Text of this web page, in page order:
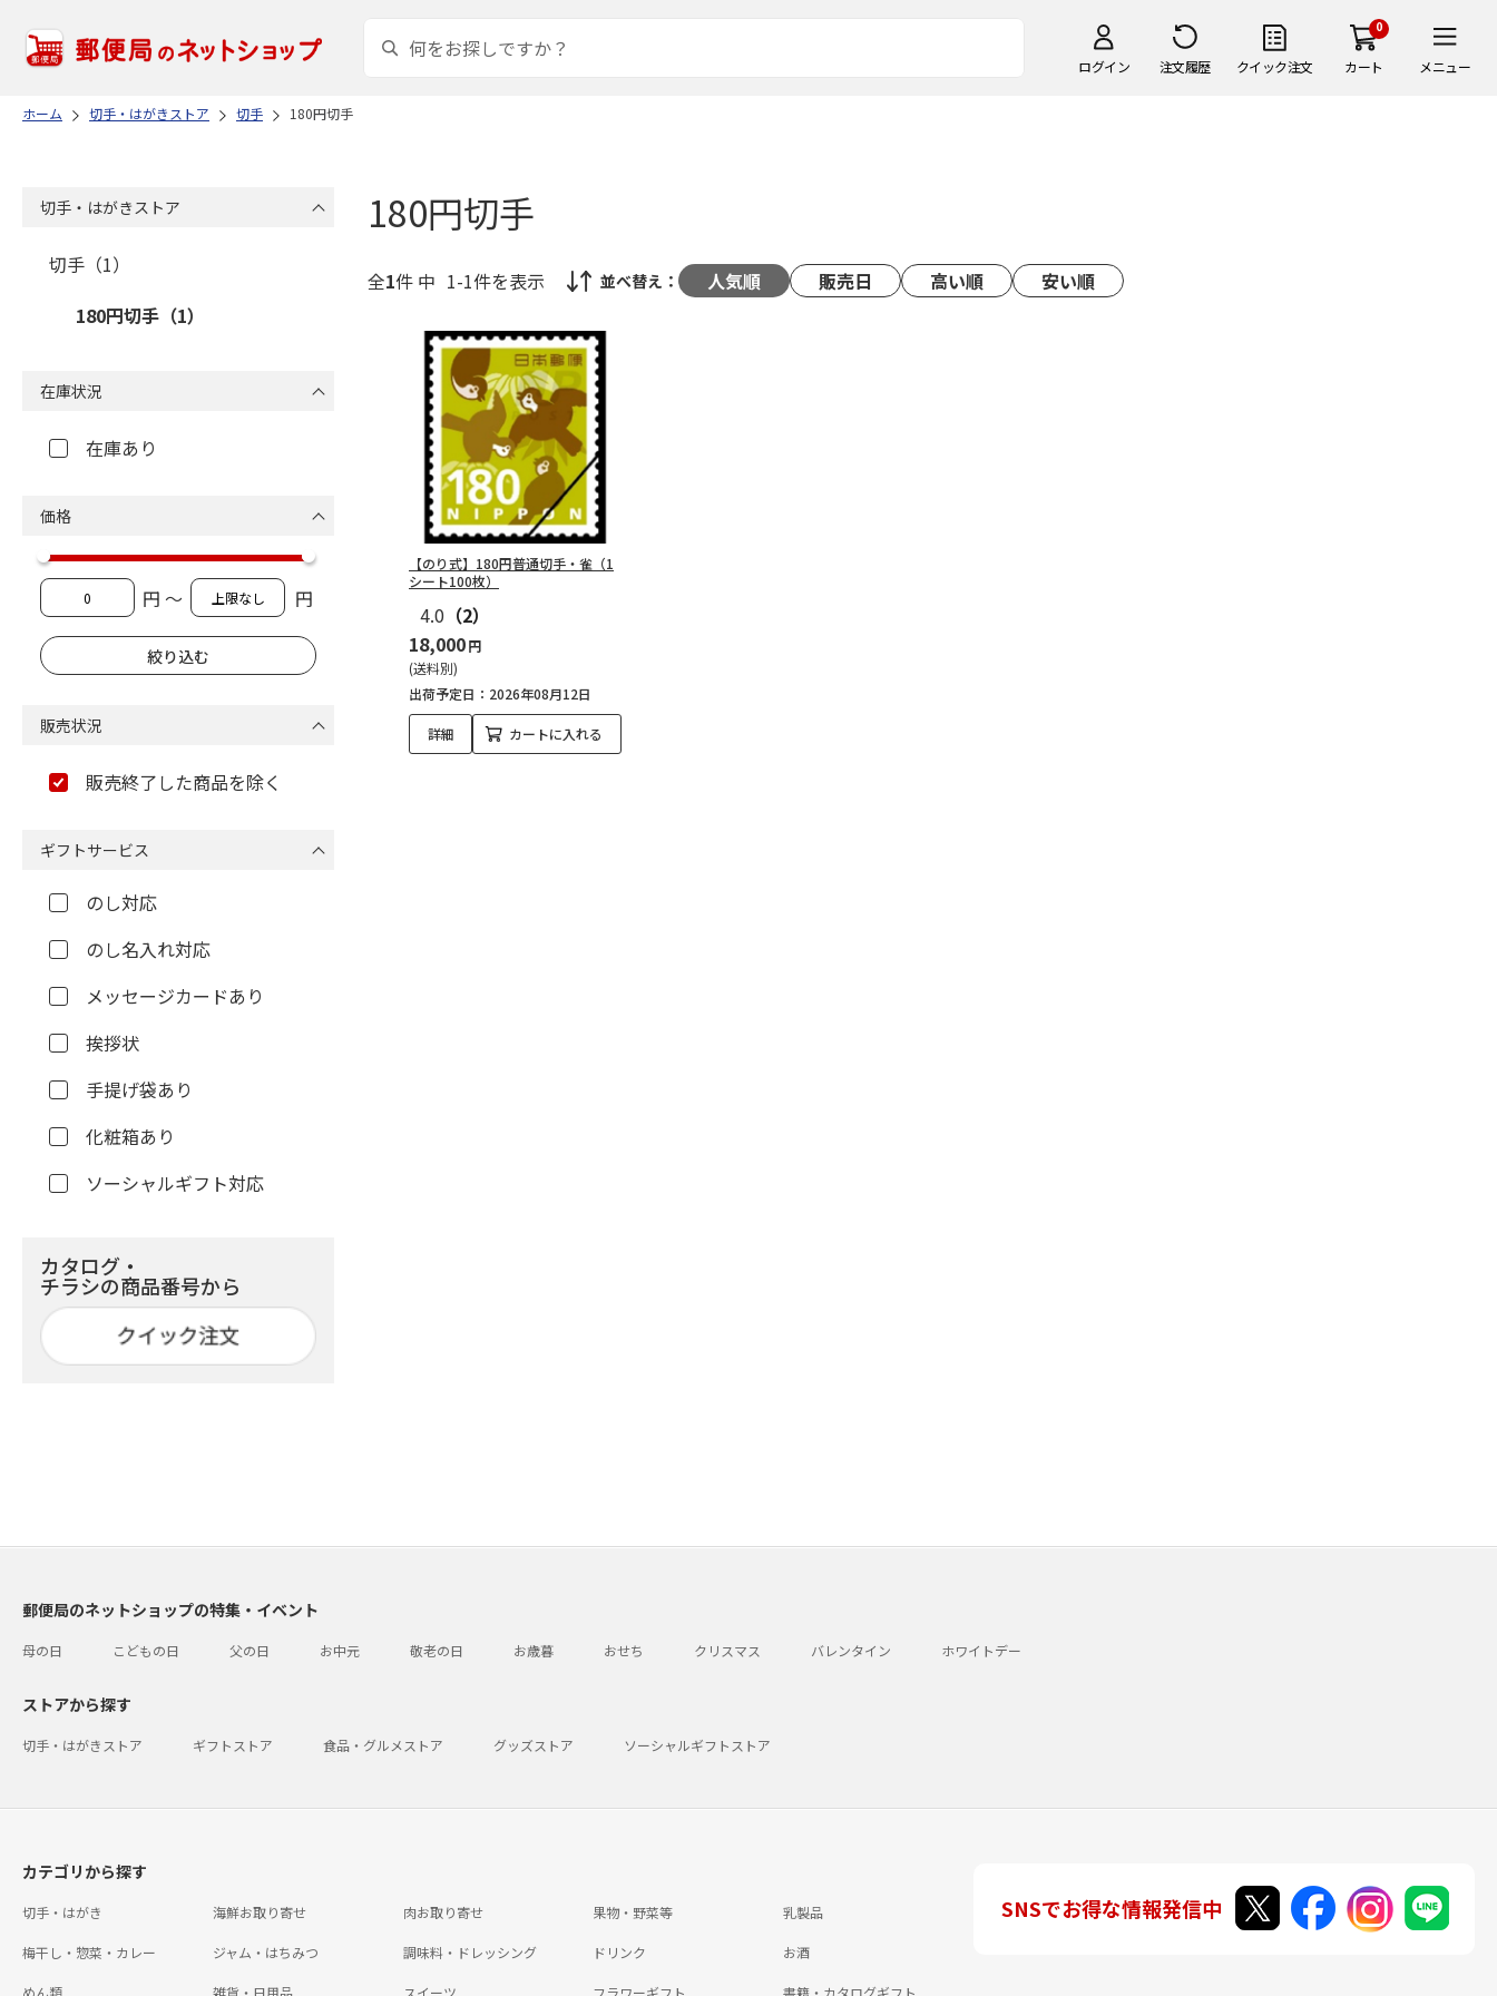
ログイン 注文履歴 クイック注文
0
カート メニュー
ホーム 切手・はがきストア 切手 180円切手
180円切手
全1件 中 1-1件を表示 並べ替え： 人気順 販売日 高い順 安い順
【のり式】180円普通切手・雀（1
シート100枚）
4.0 （2）
18,000円
(送料別)
出荷予定日：2026年08月12日
詳細 カートに入れる
切手・はがきストア
切手（1）
180円切手（1）
在庫状況
在庫あり
価格
円 ～ 円
販売状況
販売終了した商品を除く
ギフトサービス
のし対応
のし名入れ対応
メッセージカードあり
挨拶状
手提げ袋あり
化粧箱あり
ソーシャルギフト対応
カタログ・
チラシの商品番号から
郵便局のネットショップの特集・イベント
母の日 こどもの日 父の日 お中元 敬老の日 お歳暮 おせち クリスマス バレンタイン ホワイトデー
ストアから探す
切手・はがきストア ギフトストア 食品・グルメストア グッズストア ソーシャルギフトストア
カテゴリから探す
切手・はがき 海鮮お取り寄せ 肉お取り寄せ 果物・野菜等 乳製品
梅干し・惣菜・カレー ジャム・はちみつ 調味料・ドレッシング ドリンク お酒
めん類 雑貨・日用品 スイーツ フラワーギフト 書籍・カタログギフト
SNSでお得な情報発信中